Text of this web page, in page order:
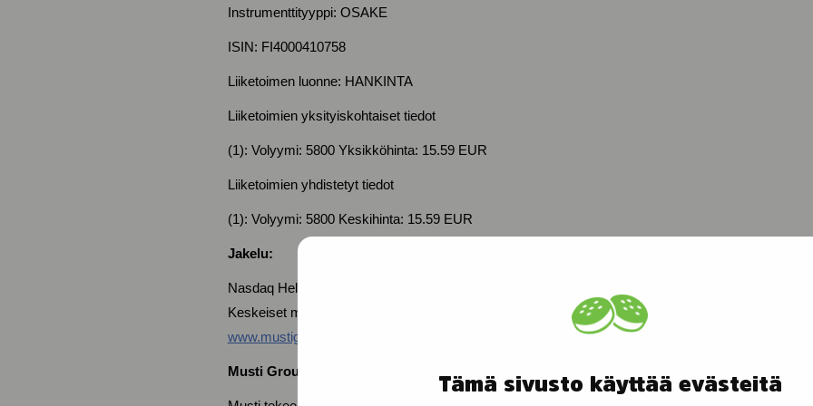
Tämä sivusto käyttää evästeitä
Instrumenttityyppi: OSAKE
ISIN: FI4000410758
Liiketoimen luonne: HANKINTA
Liiketoimien yksityiskohtaiset tiedot
(1): Volyymi: 5800 Yksikköhinta: 15.59 EUR
Liiketoimien yhdistetyt tiedot
(1): Volyymi: 5800 Keskihinta: 15.59 EUR
Jakelu:
Nasdaq Helsinki
Keskeiset mediat
www.mustigroup.com
Musti Group lyhyesti: